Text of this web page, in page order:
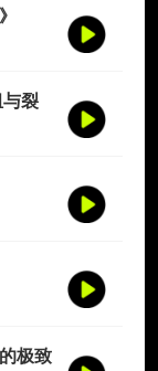
裂
极致